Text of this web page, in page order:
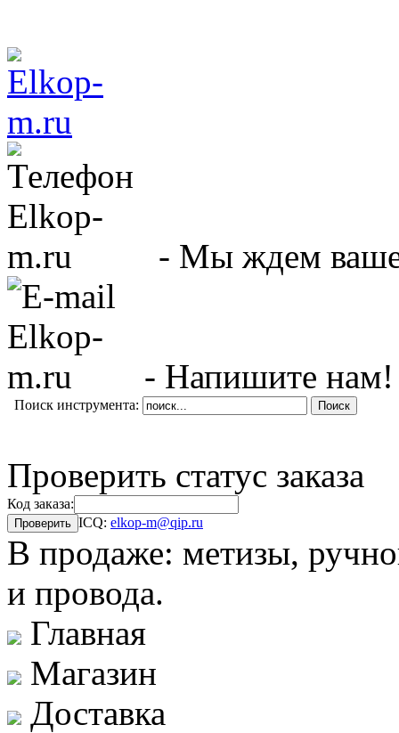
- Мы ждем
- Напишите нам!
Поиск инструмента:
Проверить статус заказа
Код заказа:
ICQ: elkop-m@qip.ru
В продаже: метизы,
и провода.
Главная
Магазин
Доставка